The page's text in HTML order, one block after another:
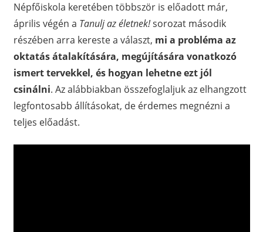
Népfőiskola keretében többször is előadott már,
április végén a Tanulj az életnek!sorozat második
részében arra kereste a választ, mi a probléma az
oktatás átalakítására, megújítására vonatkozó
ismert tervekkel, és hogyan lehetne ezt jól
csinálni. Az alábbiakban összefoglaljuk az elhangzott
legfontosabb állításokat, de érdemes megnézni a
teljes előadást.